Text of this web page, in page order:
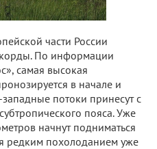
части России
По информации
самая высокая
в начале и
потоки принесут с
пояса. Уже
начнут подниматься
редким похолоданием уже